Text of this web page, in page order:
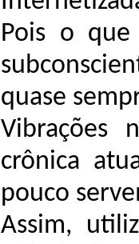
Pois o
quase
Vibrações
crônica
pouco
Assim,